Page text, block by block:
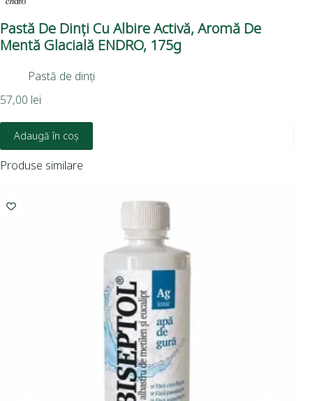
Pastă De Dinți Cu Albire Activă, Aromă De
Mentă Glacială ENDRO, 175g
Pastă de dinți
57,00 lei
Adaugă în coș
Produse similare